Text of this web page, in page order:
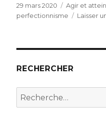
Publié
le
29 mars 2020 Catégories
Agir et
perfectionnisme
Laisser
RECHERCHER
Recherche
pour :